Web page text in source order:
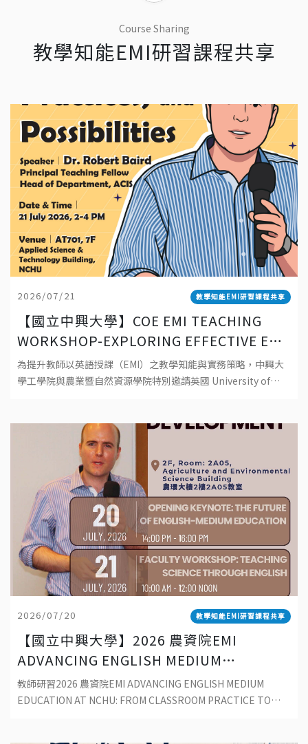
Course Sharing
教學知能EMI研習課程共享
2026/07/21 教學知能EMI研習課程共享
【國立中興大學】COE EMI TEACHING
WORKSHOP-EXPLORING EFFECTIVE EMI
TEACHING: PRINCIPLES, PRACTICES,
AND POSSIBILITIES 工學院EMI教師教學
可能性
為提升教師以英語授課（EMI）之教學知能與實務策略，中興大
學工學院與農業暨自然資源學院特別邀請英國 University of
2026/07/20 教學知能EMI研習課程共享
【國立中興大學】2026 農資院EMI
ADVANCING ENGLISH MEDIUM
EDUCATION AT NCHU: FROM
CLASSROOM PRACTICE TO
教師研習2026 農資院EMI ADVANCING ENGLISH MEDIUM
EDUCATION AT NCHU: FROM CLASSROOM PRACTICE TO